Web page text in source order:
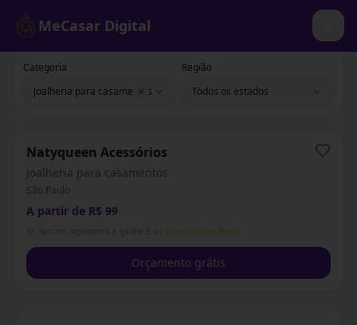
MeCasar Digital
Categoria
Joalheria para casamentos
Região
Todos os estados
Natyqueen Acessórios
Joalheria para casamentos
São Paulo
A partir de R$ 99
10 pts (Clube Wed)
Orçamento grátis